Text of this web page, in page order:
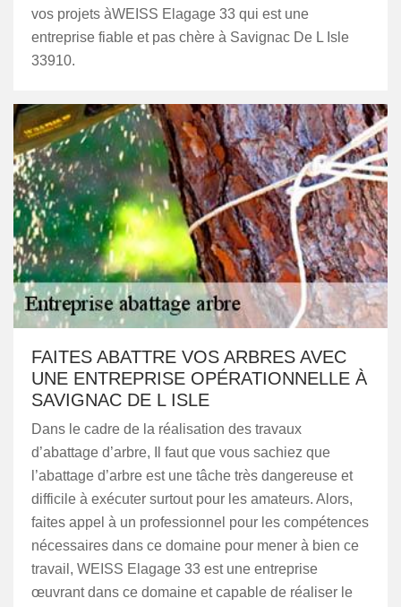
vos projets àWEISS Elagage 33 qui est une
entreprise fiable et pas chère à Savignac De L Isle
33910.
FAITES ABATTRE VOS ARBRES AVEC
UNE ENTREPRISE OPÉRATIONNELLE À
SAVIGNAC DE L ISLE
Dans le cadre de la réalisation des travaux
d’abattage d’arbre, Il faut que vous sachiez que
l’abattage d’arbre est une tâche très dangereuse et
difficile à exécuter surtout pour les amateurs. Alors,
faites appel à un professionnel pour les compétences
nécessaires dans ce domaine pour mener à bien ce
travail, WEISS Elagage 33 est une entreprise
œuvrant dans ce domaine et capable de réaliser le